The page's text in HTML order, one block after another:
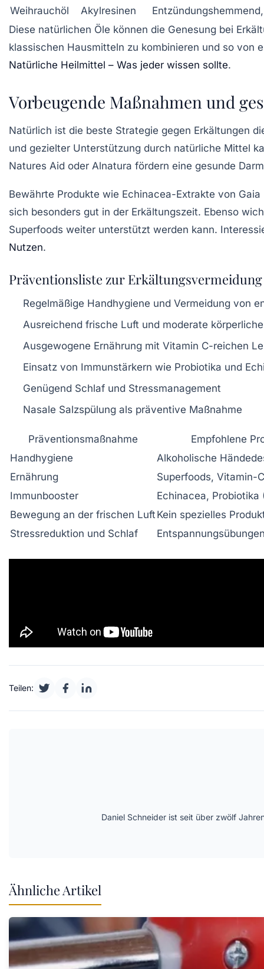
Weihrauchöl
Akylresinen
Diese natürlichen Öle können die Genesung bei
klassischen Hausmitteln zu kombinieren und so von
Natürliche Heilmittel – Was jeder wissen sollte.
Vorbeugende Maßnahmen und
Natürlich ist die beste Strategie gegen Erkältungen
und gezielter Unterstützung durch natürliche Mittel
Natures Aid oder Alnatura fördern eine gesunde
Bewährte Produkte wie Echinacea-Extrakte von
sich besonders gut in der Erkältungszeit. Ebenso
Superfoods weiter unterstützt werden kann.
Nutzen.
Präventionsliste zur Erkältungsvermeidung
Regelmäßige Handhygiene und Vermeidung von
Ausreichend frische Luft und moderate
Ausgewogene Ernährung mit Vitamin C-reichen
Einsatz von Immunstärkern wie Probiotika und
Genügend Schlaf und Stressmanagement
Nasale Salzspülung als präventive Maßnahme
Präventionsmaßnahme
Empfohlene
Handhygiene
Alkoholische
Ernährung
Superfoods, Vitamin-
Immunbooster
Echinacea, Probiotika
Bewegung an der frischen Luft Kein spezielles
Stressreduktion und Schlaf
Teilen:
Daniel Schneider ist seit über zwölf
Ähnliche Artikel